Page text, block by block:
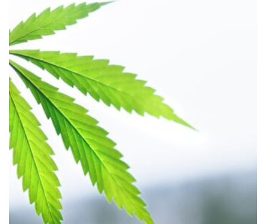
HÄLSA
Historiska beslut som gynnar
medicinsk cannabis